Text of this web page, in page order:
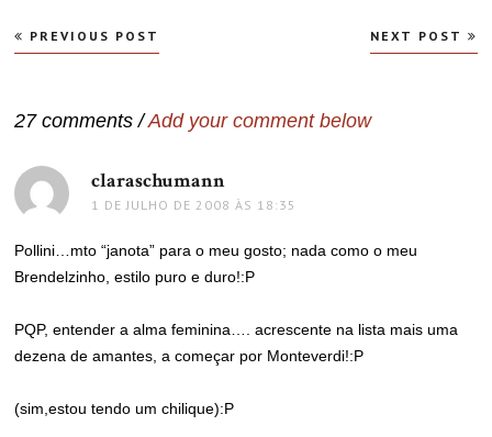
Navegação
de
PREVIOUS POST NEXT POST
27 comments /Add your comment below
claraschumann
1 DE JULHO DE 2008 ÀS 18:35
Pollini…mto “janota” para o meu gosto; nada como o meu
Brendelzinho, estilo puro e duro!:P
PQP, entender a alma feminina…. acrescente na lista mais uma
dezena de amantes, a começar por Monteverdi!:P
(sim,estou tendo um chilique):P